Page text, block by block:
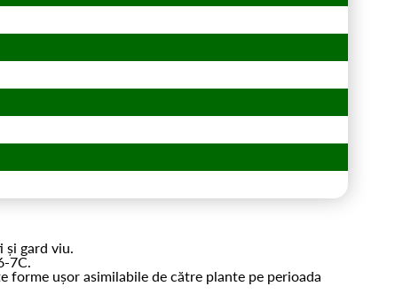
gard viu.
7C.
ușor asimilabile de către plante pe perioada